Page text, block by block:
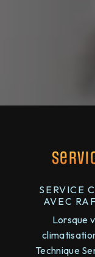
SERVICE
AVEC
Lorsque
Technique